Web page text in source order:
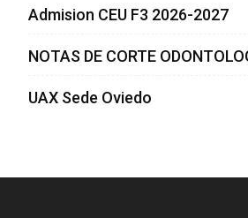
Admision CEU F3 2026-2027
NOTAS DE CORTE
UAX Sede Oviedo